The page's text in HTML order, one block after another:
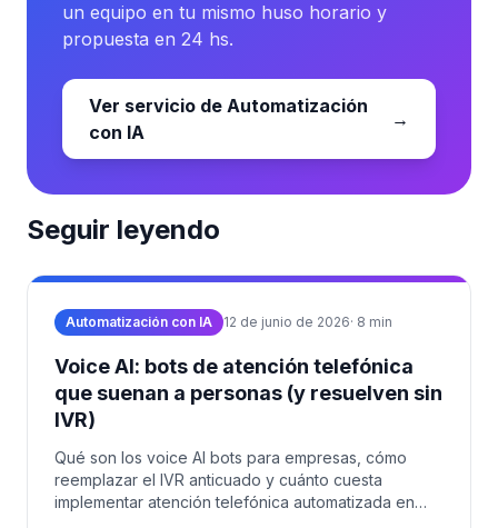
un equipo en tu mismo huso horario y
propuesta en 24 hs.
Ver servicio de Automatización
con IA
→
Seguir leyendo
Automatización con IA 12 de junio de 2026· 8 min
Voice AI: bots de atención telefónica
que suenan a personas (y resuelven sin
IVR)
Qué son los voice AI bots para empresas, cómo
reemplazar el IVR anticuado y cuánto cuesta
implementar atención telefónica automatizada en